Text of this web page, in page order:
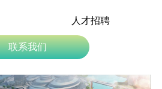
人才招聘
联系我们